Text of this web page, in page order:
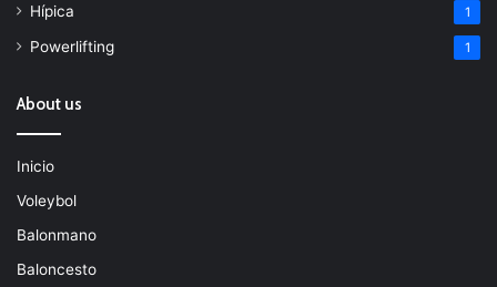
Hípica 1
Powerlifting 1
About us
Inicio
Voleybol
Balonmano
Baloncesto